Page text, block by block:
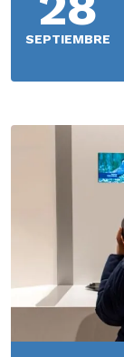
SEPTIEMBRE